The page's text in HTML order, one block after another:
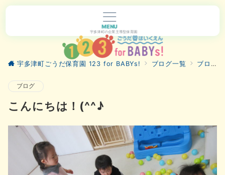
MENU
宇多津町の企業主導型保育園
宇多津町ごうだ保育園 123 for BABYs! ブログ一覧 ブログ
ブログ
こんにちは！(^^♪